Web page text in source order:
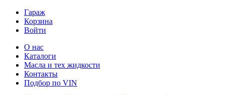
Гараж
Корзина
Войти
О нас
Каталоги
Масла и тех жидкости
Контакты
Подбор по VIN